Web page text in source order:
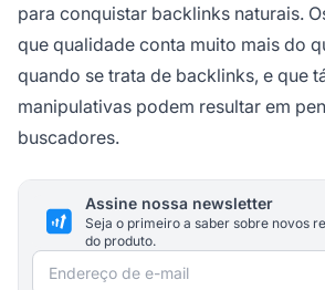
para conquistar backlinks naturais.
que qualidade conta muito mais do
quando se trata de backlinks, e que
manipulativas podem resultar em
buscadores.
Assine nossa newsletter
Seja o primeiro a saber sobre novos
do produto.
Endereço de e-mail